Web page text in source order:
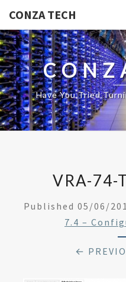
CONZA TECH
Have You Tried
VRA-74-
Published 05/06/
7.4 –
←